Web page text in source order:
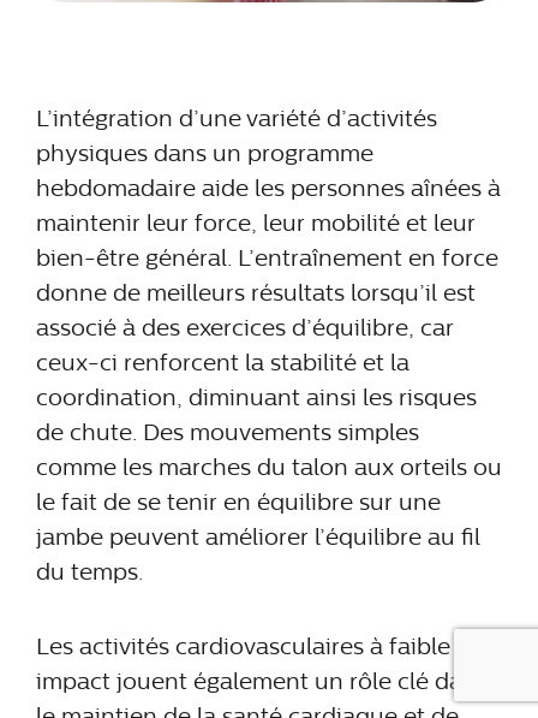
L’intégration d’une variété d’activités
physiques dans un programme
hebdomadaire aide les personnes aînées à
maintenir leur force, leur mobilité et leur
bien-être général. L’entraînement en force
donne de meilleurs résultats lorsqu’il est
associé à des exercices d’équilibre, car
ceux-ci renforcent la stabilité et la
coordination, diminuant ainsi les risques
de chute. Des mouvements simples
comme les marches du talon aux orteils ou
le fait de se tenir en équilibre sur une
jambe peuvent améliorer l’équilibre au fil
du temps.
Les activités cardiovasculaires à faible
impact jouent également un rôle clé dans